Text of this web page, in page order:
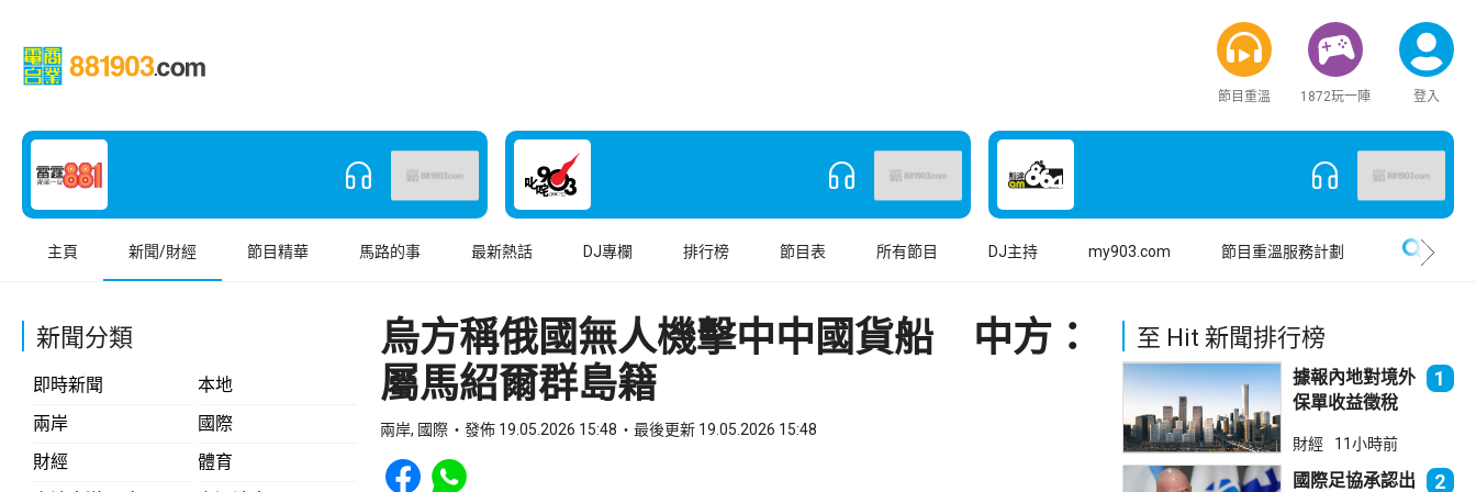
節目重溫 1872玩一陣 登入
主頁 新聞/財經 節目精華 馬路的事 最新熱話 DJ專欄 排行榜 節目表 所有節目 DJ主持 my903.com 節目重溫服務計劃
新聞分類
即時新聞
本地
兩岸
國際
財經
體育
烏方稱俄國無人機擊中中國貨船 中方：
屬馬紹爾群島籍
兩岸, 國際 發佈 19.05.2026 15:48 最後更新 19.05.2026 15:48
Share to Facebook
Share to WhatsApp
至 Hit 新聞排行榜
據報內地對境外
保單收益徵稅
倫敦股價急跌
1
財經 11小時前
國際足協承認出 2